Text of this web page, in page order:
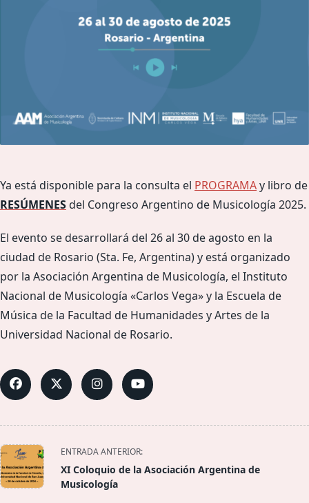
Ya está disponible para la consulta el PROGRAMAy libro de
RESÚMENESdel Congreso Argentino de Musicología 2025.
El evento se desarrollará del 26 al 30 de agosto en la
ciudad de Rosario (Sta. Fe, Argentina) y está organizado
por la Asociación Argentina de Musicología, el Instituto
Nacional de Musicología «Carlos Vega» y la Escuela de
Música de la Facultad de Humanidades y Artes de la
Universidad Nacional de Rosario.
<span
class="nav-
subtitle
ENTRADA ANTERIOR:
XI Coloquio de la Asociación Argentina de
Musicología